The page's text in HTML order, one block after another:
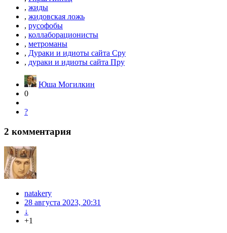
, жиды
, жидовская ложь
, русофобы
, коллаборационисты
, метроманы
, Дураки и идиоты сайта Сру
, дураки и идиоты сайта Пру
Юша Могилкин
0
?
2 комментария
natakery
28 августа 2023, 20:31
↓
+1